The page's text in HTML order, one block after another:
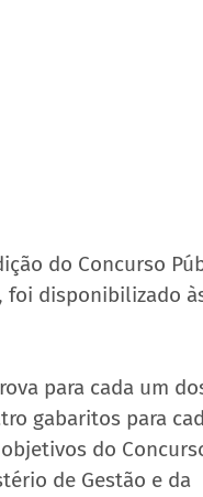
do Concurso
foi disponibilizado
para cada um
gabaritos para
do
de Gestão e da